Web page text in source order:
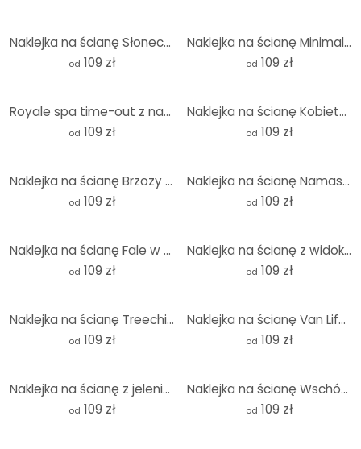
Naklejka na ścianę Słonecznik - okrągła - Disher
od 109 zł
Naklejka na ścianę Minimalistyczny szkic gór - Alma - Okrągła
od 109 zł
Royale spa time-out z naklejką na ścianę w panterkę - Rahner - Round
od 109 zł
Naklejka na ścianę Kobieta z kolibrem w gwiaździstą noc - Hülya - Round
od 109 zł
Naklejka na ścianę Brzozy w złotej porannej rosie - Cui - Okrągła
od 109 zł
Naklejka na ścianę Namasté - okrągła
od 109 zł
Naklejka na ścianę Fale w Sandy Bay - Hobday - Okrągła
od 109 zł
Naklejka na ścianę z widokiem na Morze Bałtyckie - okrągła
od 109 zł
Naklejka na ścianę Treechild - Radość życia kolorowych ludzi - Okrągła
od 109 zł
Naklejka na ścianę Van Life - Wakacje nad morzem - Rivers - Okrągła
od 109 zł
Naklejka na ścianę z jeleniem - okrągła
od 109 zł
Naklejka na ścianę Wschód słońca nad pagodą - Roze - Round
od 109 zł